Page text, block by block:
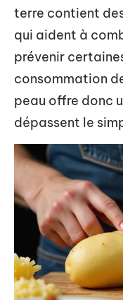
terre contient
qui aident à
prévenir
consommation
peau offre donc
dépassent le